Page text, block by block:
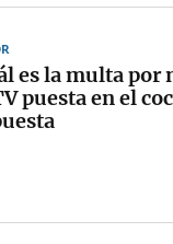
es la multa por
puesta en el